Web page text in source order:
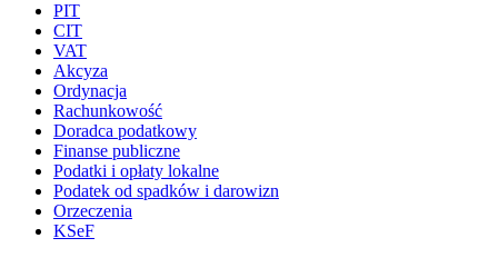
PIT
CIT
VAT
Akcyza
Ordynacja
Rachunkowość
Doradca podatkowy
Finanse publiczne
Podatki i opłaty lokalne
Podatek od spadków i darowizn
Orzeczenia
KSeF